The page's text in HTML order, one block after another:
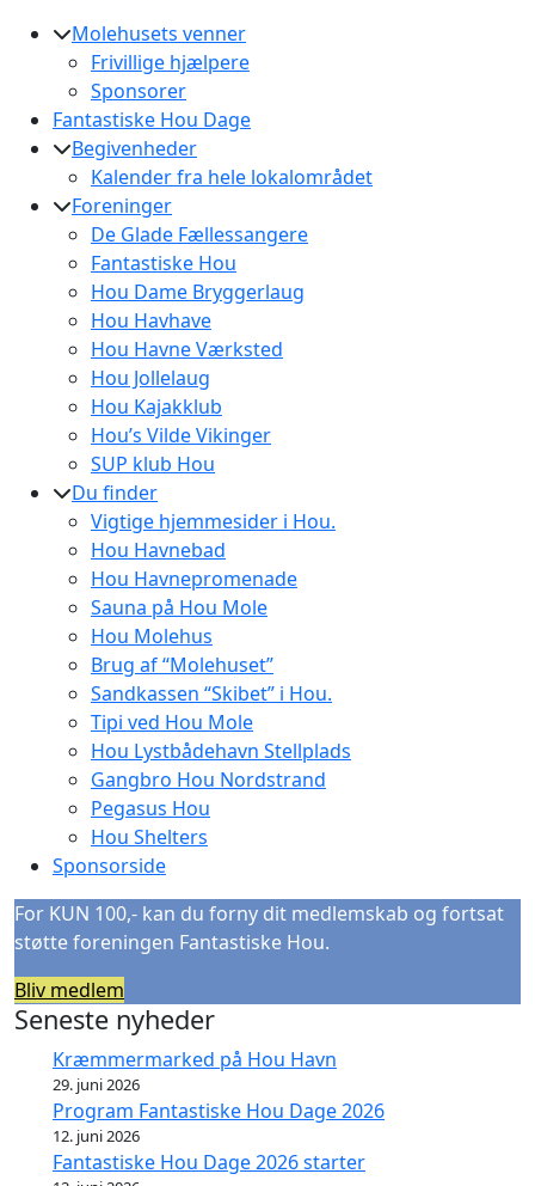
Molehusets venner
Frivillige hjælpere
Sponsorer
Fantastiske Hou Dage
Begivenheder
Kalender fra hele lokalområdet
Foreninger
De Glade Fællessangere
Fantastiske Hou
Hou Dame Bryggerlaug
Hou Havhave
Hou Havne Værksted
Hou Jollelaug
Hou Kajakklub
Hou’s Vilde Vikinger
SUP klub Hou
Du finder
Vigtige hjemmesider i Hou.
Hou Havnebad
Hou Havnepromenade
Sauna på Hou Mole
Hou Molehus
Brug af “Molehuset”
Sandkassen “Skibet” i Hou.
Tipi ved Hou Mole
Hou Lystbådehavn Stellplads
Gangbro Hou Nordstrand
Pegasus Hou
Hou Shelters
Sponsorside
For KUN 100,- kan du forny dit medlemskab og fortsat
støtte foreningen Fantastiske Hou.
Bliv medlem
Seneste nyheder
Kræmmermarked på Hou Havn
29. juni 2026
Program Fantastiske Hou Dage 2026
12. juni 2026
Fantastiske Hou Dage 2026 starter